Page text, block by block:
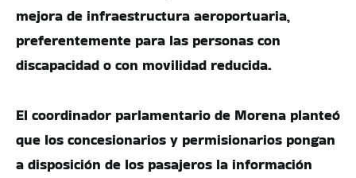
mejora de infraestructura aeroportuaria,
preferentemente para las personas con
discapacidad o con movilidad reducida.
El coordinador parlamentario de Morena planteó
que los concesionarios y permisionarios pongan
a disposición de los pasajeros la información